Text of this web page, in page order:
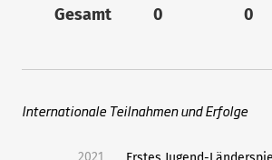
Gesamt
0 0
Internationale Teilnahmen und Erfolge
2021